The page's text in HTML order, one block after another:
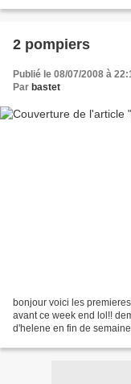
2 pompiers
Publié le 08/07/2008 à
Par bastet
bonjour voici les
avant ce week end lol!!
d'helene en fin de